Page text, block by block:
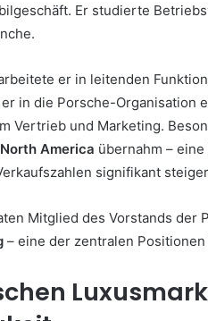
Er studierte
er in leitenden
in die Porsche-Organisation
Vertrieb und Marketing.
America übernahm –
signifikant
Mitglied des Vorstands
– eine der zentralen